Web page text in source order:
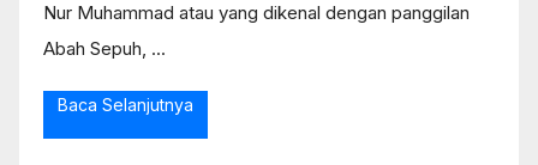
Nur Muhammad atau yang dikenal dengan panggilan
Abah Sepuh, ...
Baca Selanjutnya